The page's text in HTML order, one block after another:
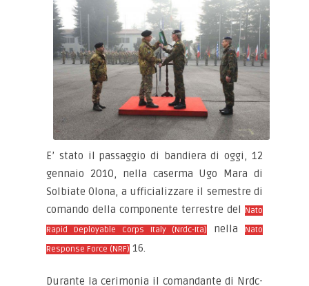
E’ stato il passaggio di bandiera di oggi, 12
gennaio 2010, nella caserma Ugo Mara di
Solbiate Olona, a ufficializzare il semestre di
comando della componente terrestre del Nato
Rapid Deployable Corps Italy (Nrdc-Ita)
nella
Nato
Response Force (NRF) 16.
Durante la cerimonia il comandante di Nrdc-